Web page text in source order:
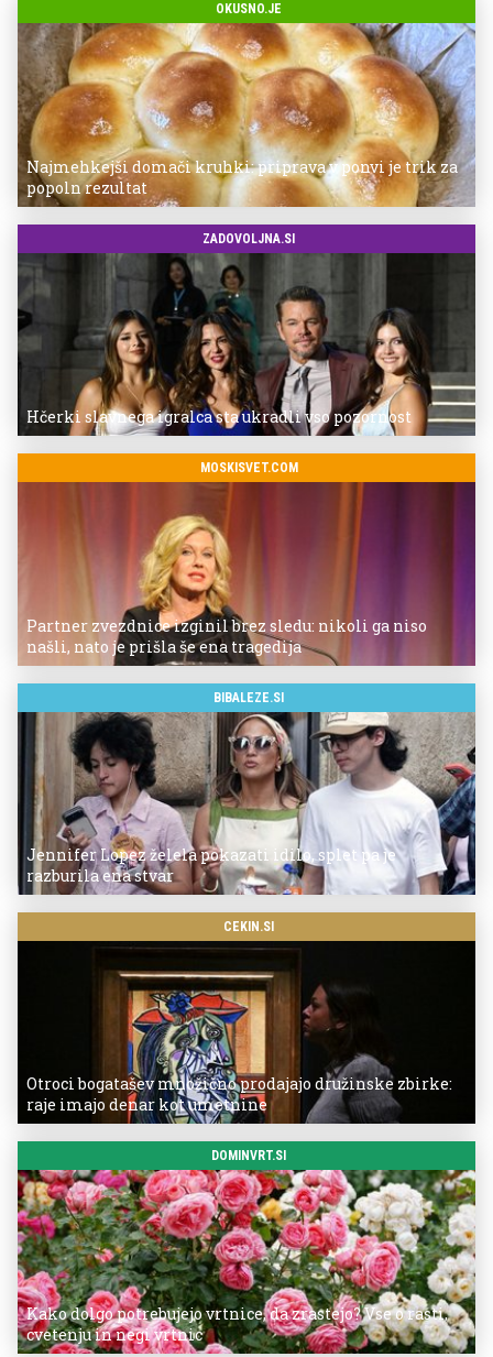
OKUSNO.JE
Najmehkejši domači kruhki: priprava v ponvi je trik za
popoln rezultat
ZADOVOLJNA.SI
Hčerki slavnega igralca sta ukradli vso pozornost
MOSKISVET.COM
Partner zvezdnice izginil brez sledu: nikoli ga niso
našli, nato je prišla še ena tragedija
BIBALEZE.SI
Jennifer Lopez želela pokazati idilo, splet pa je
razburila ena stvar
CEKIN.SI
Otroci bogatašev množično prodajajo družinske zbirke:
raje imajo denar kot umetnine
DOMINVRT.SI
Kako dolgo potrebujejo vrtnice, da zrastejo? Vse o rasti,
cvetenju in negi vrtnic